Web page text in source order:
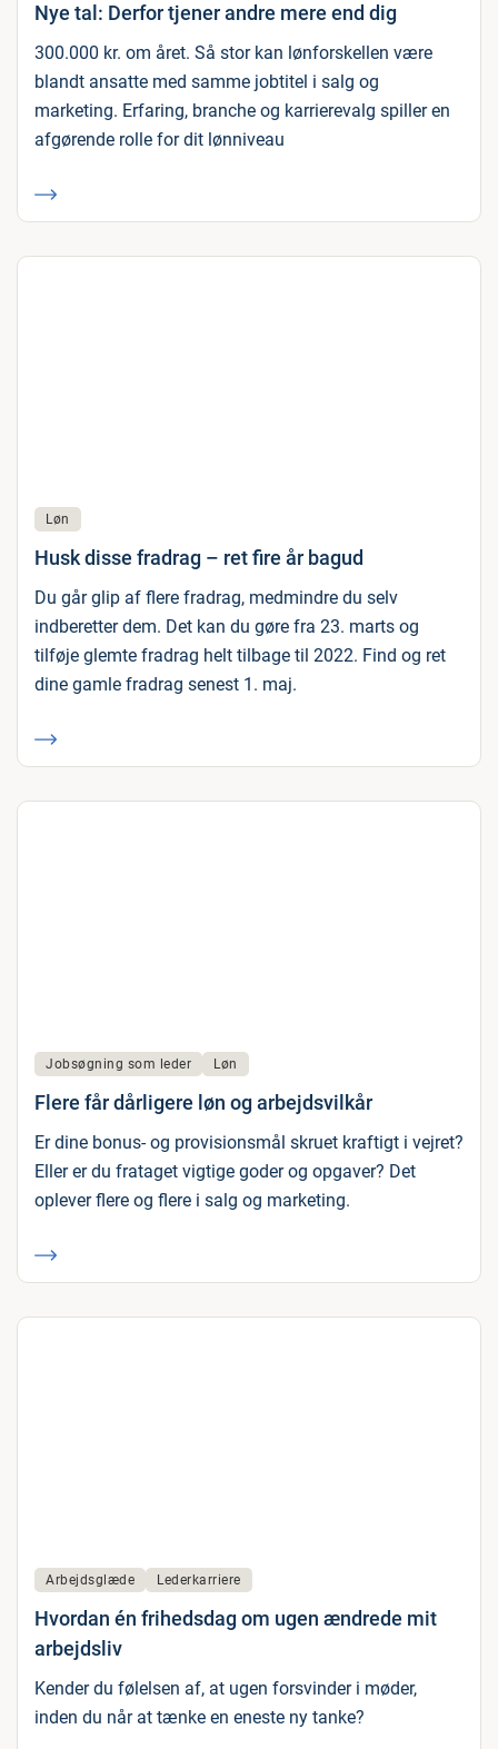
Nye tal: Derfor tjener andre mere end dig
300.000 kr. om året. Så stor kan lønforskellen være
blandt ansatte med samme jobtitel i salg og
marketing. Erfaring, branche og karrierevalg spiller en
afgørende rolle for dit lønniveau
Løn
Husk disse fradrag – ret fire år bagud
Du går glip af flere fradrag, medmindre du selv
indberetter dem. Det kan du gøre fra 23. marts og
tilføje glemte fradrag helt tilbage til 2022. Find og ret
dine gamle fradrag senest 1. maj.
Jobsøgning som leder Løn
Flere får dårligere løn og arbejdsvilkår
Er dine bonus- og provisionsmål skruet kraftigt i vejret?
Eller er du frataget vigtige goder og opgaver? Det
oplever flere og flere i salg og marketing.
Arbejdsglæde Lederkarriere
Hvordan én frihedsdag om ugen ændrede mit
arbejdsliv
Kender du følelsen af, at ugen forsvinder i møder,
inden du når at tænke en eneste ny tanke?